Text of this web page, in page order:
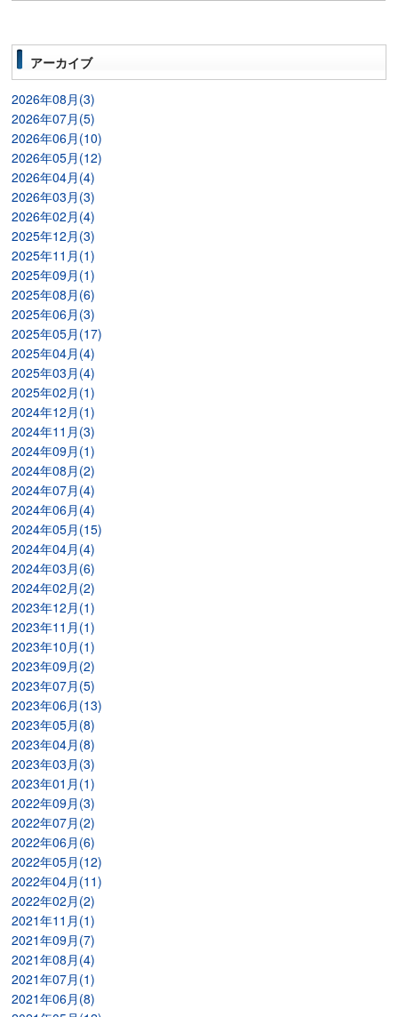
アーカイブ
2026年08月(3)
2026年07月(5)
2026年06月(10)
2026年05月(12)
2026年04月(4)
2026年03月(3)
2026年02月(4)
2025年12月(3)
2025年11月(1)
2025年09月(1)
2025年08月(6)
2025年06月(3)
2025年05月(17)
2025年04月(4)
2025年03月(4)
2025年02月(1)
2024年12月(1)
2024年11月(3)
2024年09月(1)
2024年08月(2)
2024年07月(4)
2024年06月(4)
2024年05月(15)
2024年04月(4)
2024年03月(6)
2024年02月(2)
2023年12月(1)
2023年11月(1)
2023年10月(1)
2023年09月(2)
2023年07月(5)
2023年06月(13)
2023年05月(8)
2023年04月(8)
2023年03月(3)
2023年01月(1)
2022年09月(3)
2022年07月(2)
2022年06月(6)
2022年05月(12)
2022年04月(11)
2022年02月(2)
2021年11月(1)
2021年09月(7)
2021年08月(4)
2021年07月(1)
2021年06月(8)